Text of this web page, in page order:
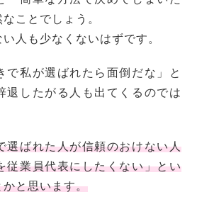
ことでしょう。
人も少なくないはずです。
で私が選ばれたら面倒だな」と
退したがる人も出てくるのでは
選ばれた人が信頼のおけない人
従業員代表にしたくない」とい
と思います。